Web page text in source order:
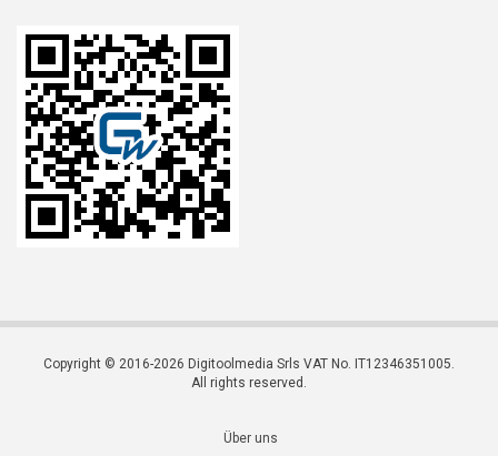
Copyright © 2016-2026 Digitoolmedia Srls VAT No. IT12346351005.
All rights reserved.
Über uns